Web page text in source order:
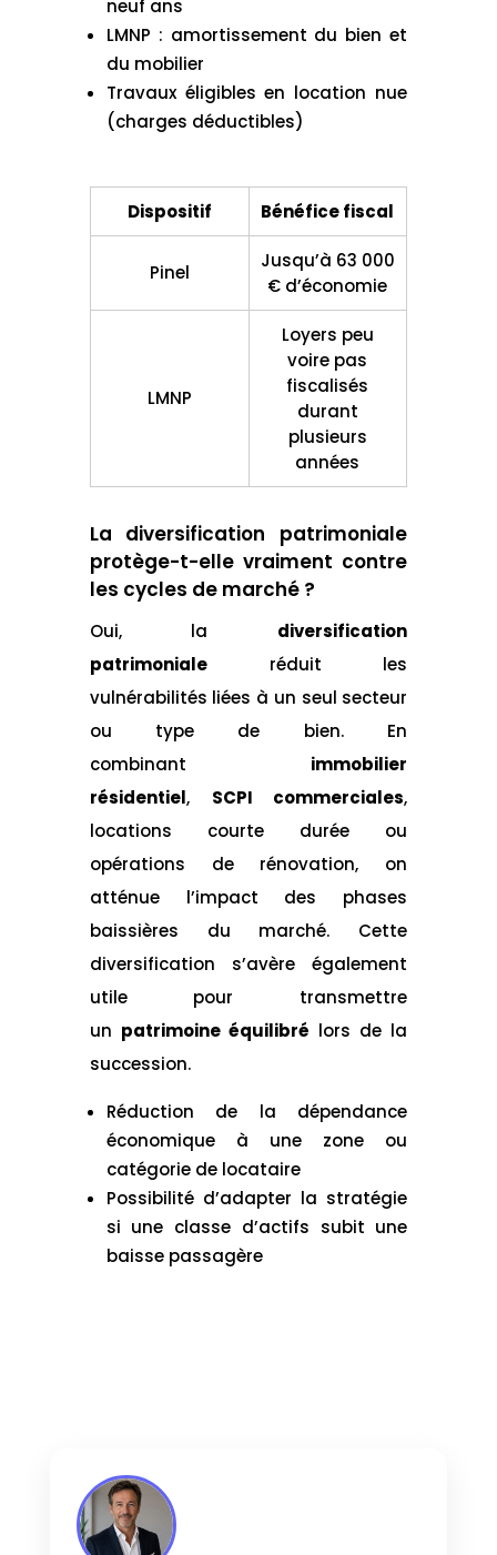
neuf ans
LMNP : amortissement du bien et
du mobilier
Travaux éligibles en location nue
(charges déductibles)
Dispositif Bénéfice fiscal
Pinel
Jusqu’à 63 000
€ d’économie
LMNP
Loyers peu
voire pas
fiscalisés
durant
plusieurs
années
La diversification patrimoniale
protège-t-elle vraiment contre
les cycles de marché ?
Oui, la
diversification
patrimoniale
réduit les
vulnérabilités liées à un seul secteur
ou type de bien. En
combinant
immobilier
résidentiel, SCPI commerciales,
locations courte durée ou
opérations de rénovation, on
atténue l’impact des phases
baissières du marché. Cette
diversification s’avère également
utile pour transmettre
un patrimoine équilibré lors de la
succession.
Réduction de la dépendance
économique à une zone ou
catégorie de locataire
Possibilité d’adapter la stratégie
si une classe d’actifs subit une
baisse passagère